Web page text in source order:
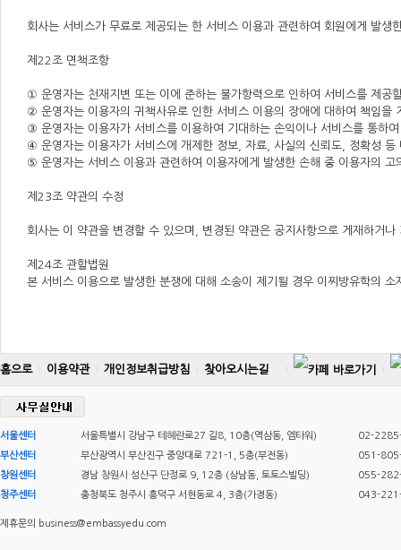
회사는 서비스가 무료로 제공되는 한 서비스 이용과 관련하여 회원에게 발생
제22조 면책조항
① 운영자는 천재지변 또는 이에 준하는 불가항력으로 인하여 서비스를 제공
② 운영자는 이용자의 귀책사유로 인한 서비스 이용의 장애에 대하여 책임을
③ 운영자는 이용자가 서비스를 이용하여 기대하는 손익이나 서비스를 통하
④ 운영자는 이용자가 서비스에 개제한 정보, 자료, 사실의 신뢰도, 정확성 등
⑤ 운영자는 서비스 이용과 관련하여 이용자에게 발생한 손해 중 이용자의
제23조 약관의 수정
회사는 이 약관을 변경할 수 있으며, 변경된 약관은 공지사항으로 게재하거
제24조 관할법원
본 서비스 이용으로 발생한 분쟁에 대해 소송이 제기될 경우 이찌방유학의
홈으로 이용약관 개인정보취급방침 찾아오시는길
서울센터 서울특별시 강남구 테헤란로27 길8, 10층(역삼동, 엠타워)
02-
부산센터
부산광역시 부산진구 중앙대로 721-1, 5층(부전동)
051-
창원센터
경남 창원시 성산구 단정로 9, 12층 (상남동, 토토스빌딩)
055-
청주센터
충청북도 청주시 흥덕구 서현동로 4, 3층(가경동) 043-
제휴문의 business@embassyedu.com